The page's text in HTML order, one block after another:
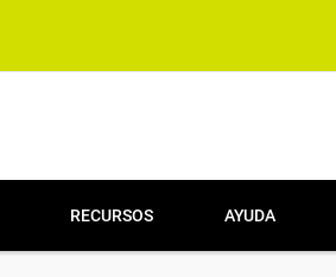
RECURSOS AYUDA